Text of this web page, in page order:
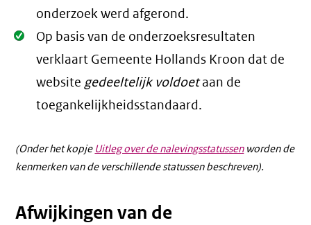
onderzoek werd afgerond.
Oké.
Op basis van de onderzoeksresultaten
verklaart Gemeente Hollands Kroon dat de
websitegedeeltelijk voldoetaan de
toegankelijkheidsstandaard.
(Onder het kopje Uitleg over de nalevingsstatussenworden de
kenmerken van de verschillende statussen beschreven).
Afwijkingen van de